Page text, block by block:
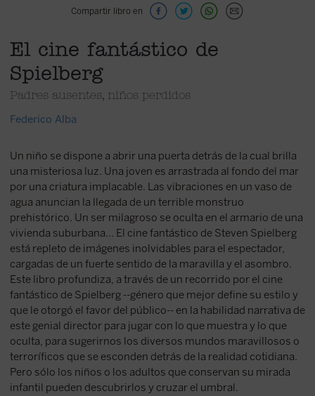
Compartir libro en
El cine fantástico de
Spielberg
Padres ausentes, niños perdidos
Federico Alba
Un niño se dispone a abrir una puerta detrás de la cual brilla
una misteriosa luz. Una joven es arrastrada al fondo del mar
por una criatura implacable. Las vibraciones en un vaso de
agua anuncian la llegada de un terrible monstruo
prehistórico. Un ser milagroso se oculta en el armario de una
vivienda suburbana... El cine fantástico de Steven Spielberg
está repleto de imágenes inolvidables para el espectador,
cargadas de un fuerte sentido de la maravilla y el asombro.
Este libro profundiza, a través de un recorrido por el cine
fantástico de Spielberg --género que mejor define su estilo y
que le otorgó el favor del público-- en la habilidad narrativa de
este genial director para jugar con lo que muestra y lo que
oculta, para sugerirnos los diversos mundos maravillosos o
terroríficos que se esconden detrás de la realidad cotidiana.
Pero sólo los niños o los adultos que conservan su mirada
infantil pueden descubrirlos y cruzar el umbral.